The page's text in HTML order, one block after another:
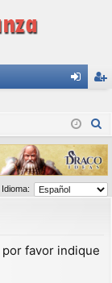
nti
fic
ar
se
ist
ra
rs
e
s
c
a
Idioma:
favor indique